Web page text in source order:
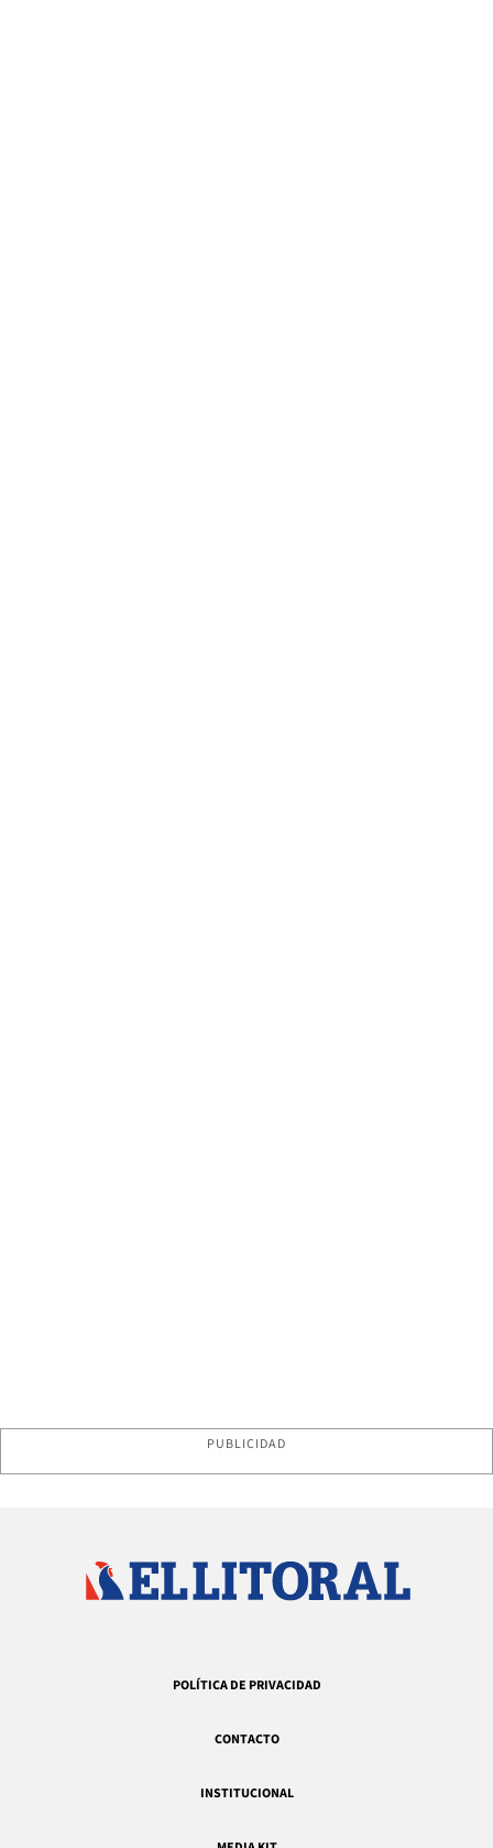
PUBLICIDAD
POLÍTICA DE PRIVACIDAD
CONTACTO
INSTITUCIONAL